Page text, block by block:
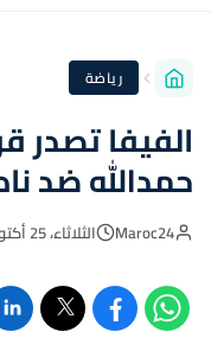
رياضة
الفيفا تصدر
حمدالله ضد
Maroc24 الثلاثاء، 25 أكتوبر 2022 - 09:59